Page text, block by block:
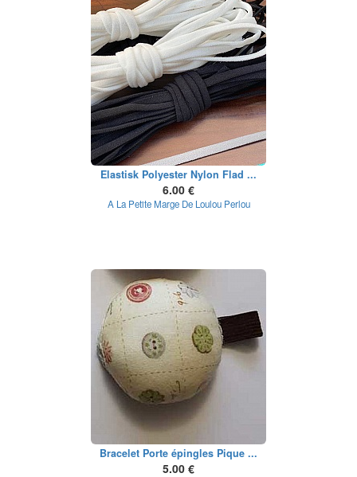
Elastisk Polyester Nylon Flad ...
6.00 €
A La Petite Marge De Loulou Perlou
Bracelet Porte épingles Pique ...
5.00 €